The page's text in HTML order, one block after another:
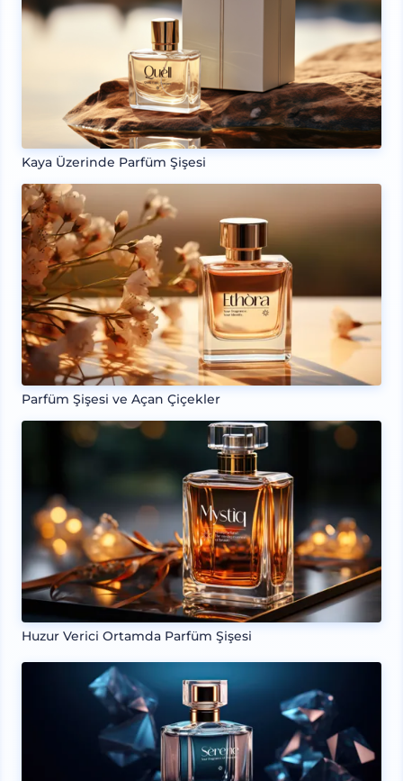
Kaya Üzerinde Parfüm Şişesi
Parfüm Şişesi ve Açan Çiçekler
Huzur Verici Ortamda Parfüm Şişesi